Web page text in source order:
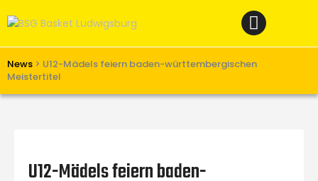
News > U12-Mädels feiern baden-württembergischen
Meistertitel
Verein
Teams W
Unterstützen
U12-Mädels feiern baden-